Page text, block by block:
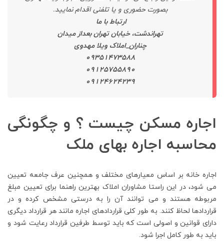
بصورت حضوری و یا تلفنی اقدام نمایید.
ارتباط با ما
تهراندشت، خیابان تهران بعداز میدان
چناران_املاک ویلا مهدوی
۰۹۳۵۱۴۷۳۵۸۸
۰۹۱۲۵۷۵۵۸۹۰
۰۹۱۲۴۶۲۴۲۳۹
اجاره مسکن چیست ؟ و چگونگی
محاسبه اجاره بهای ملک
اجاره خانه بر اساس معیارهای مختلف و همچنین عرف جامعه تعیین
می شود، در این راستا مشاوران املاک بهترین راهنما برای تعیین مبلغ
مربوطه هستند و می توانند آن را به درستی مشخص کرده و در
قراردادها لحاظ کنند. به طور کلی قراردادهای اجاره مانند هر قرارداد دیگری
دارای قوانین و اصولی است که باید توسط طرفین قرارداد رعایت شود و
باید به طور کامل اجرا شود.